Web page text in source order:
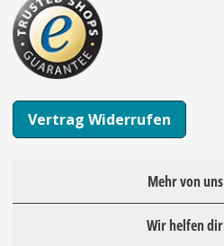
Vertrag Widerrufen
Mehr von uns
Wir helfen dir